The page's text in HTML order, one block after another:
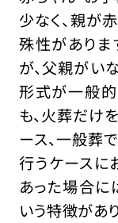
少なく、親が
殊性がありま
が、父親がい
形式が一般的
も、火葬だけ
ース、一般葬
行うケースに
あった場合に
いう特徴があ